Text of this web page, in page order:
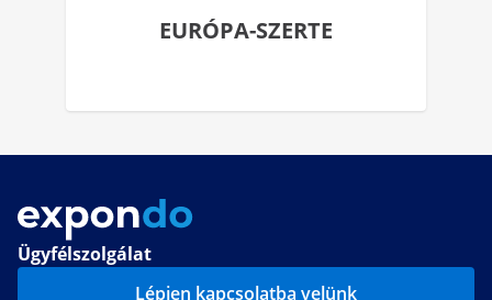
EURÓPA-SZERTE
Ügyfélszolgálat
Lépjen kapcsolatba velünk